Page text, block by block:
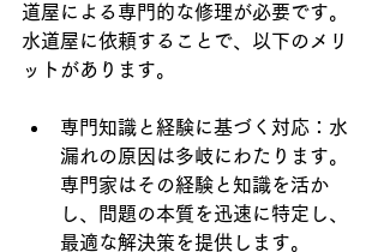
道屋による専門的な修理が必要です。
水道屋に依頼することで、以下のメリ
ットがあります。
専門知識と経験に基づく対応：水
漏れの原因は多岐にわたります。
専門家はその経験と知識を活か
し、問題の本質を迅速に特定し、
最適な解決策を提供します。